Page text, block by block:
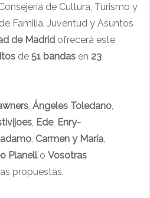
de Cultura, Turismo y
Familia, Juventud y Asuntos
de Madrid ofrecerá este
de 51 bandas en 23
Ángeles Toledano
Ede, Enry-
Carmen y María
Planello Vosotras
propuestas.